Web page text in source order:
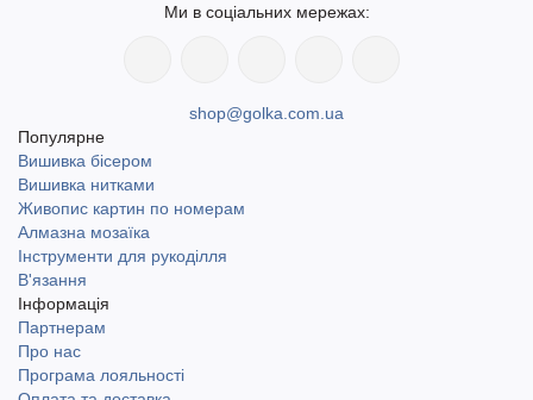
Ми в соціальних мережах:
shop@golka.com.ua
Популярне
Вишивка бісером
Вишивка нитками
Живопис картин по номерам
Алмазна мозаїка
Інструменти для рукоділля
В'язання
Інформація
Партнерам
Про нас
Програма лояльності